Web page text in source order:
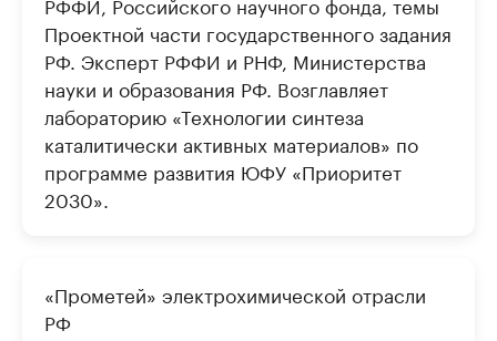
Проектной части государственного задания
РФ. Эксперт РФФИ и РНФ, Министерства
науки и образования РФ. Возглавляет
лабораторию «Технологии синтеза
каталитически активных материалов» по
программе развития ЮФУ «Приоритет
2030».
«Прометей» электрохимической отрасли
РФ